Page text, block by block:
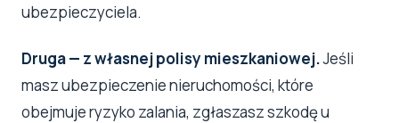
ubezpieczyciela.
Druga — z własnej polisy mieszkaniowej.Jeśli
masz ubezpieczenie nieruchomości, które
obejmuje ryzyko zalania, zgłaszasz szkodę u